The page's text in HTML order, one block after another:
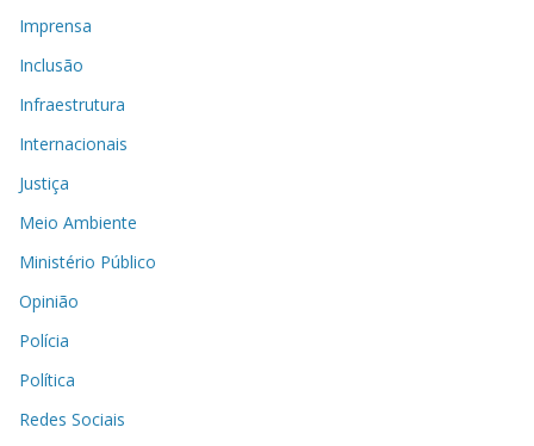
Imprensa
Inclusão
Infraestrutura
Internacionais
Justiça
Meio Ambiente
Ministério Público
Opinião
Polícia
Política
Redes Sociais